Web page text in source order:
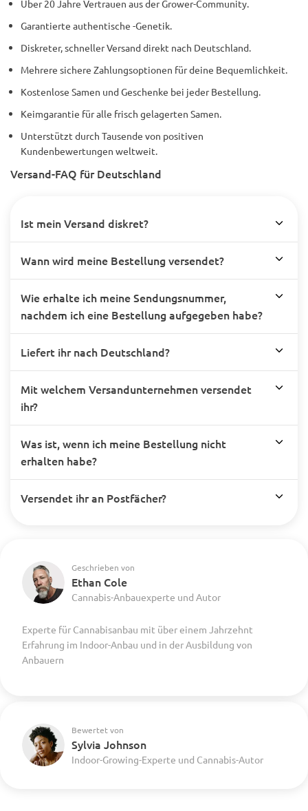
Über 20 Jahre Vertrauen aus der Grower-Community.
Garantierte authentische -Genetik.
Diskreter, schneller Versand direkt nach Deutschland.
Mehrere sichere Zahlungsoptionen für deine Bequemlichkeit.
Kostenlose Samen und Geschenke bei jeder Bestellung.
Keimgarantie für alle frisch gelagerten Samen.
Unterstützt durch Tausende von positiven
Kundenbewertungen weltweit.
Versand-FAQ für Deutschland
Ist mein Versand diskret?
Wann wird meine Bestellung versendet?
Wie erhalte ich meine Sendungsnummer,
nachdem ich eine Bestellung aufgegeben habe?
Liefert ihr nach Deutschland?
Mit welchem Versandunternehmen versendet
ihr?
Was ist, wenn ich meine Bestellung nicht
erhalten habe?
Versendet ihr an Postfächer?
Geschrieben von
Ethan Cole
Cannabis-Anbauexperte und Autor
Experte für Cannabisanbau mit über einem Jahrzehnt
Erfahrung im Indoor-Anbau und in der Ausbildung von
Anbauern
Bewertet von
Sylvia Johnson
Indoor-Growing-Experte und Cannabis-Autor